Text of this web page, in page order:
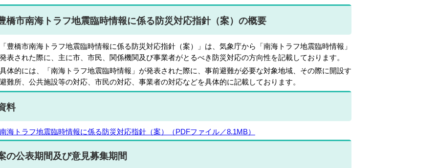
橋市南海トラフ地震臨時情報に係る防災対応指針（案）の概要
橋市南海トラフ地震臨時情報に係る防災対応指針（案）」は、気象庁から「南海トラフ地震臨時情報」
表された際に、主に市、市民、関係機関及び事業者がとるべき防災対応の方向性を記載しております。
的には、「南海トラフ地震臨時情報」が発表された際に、事前避難が必要な対象地域、その際に開設す
難所、公共施設等の対応、市民の対応、事業者の対応などを具体的に記載しております。
料
南海トラフ地震臨時情報に係る防災対応指針（案）（PDFファイル／8.1MB）
の公表期間及び意見募集期間